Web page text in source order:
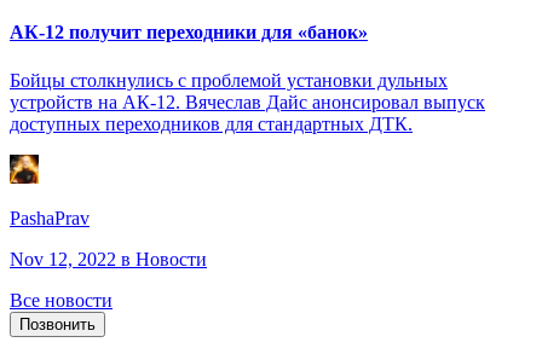
АК-12 получит переходники для «банок»
Бойцы столкнулись с проблемой установки дульных
устройств на АК-12. Вячеслав Дайс анонсировал выпуск
доступных переходников для стандартных ДТК.
PashaPrav
Nov 12, 2022 в Новости
Все новости
Позвонить